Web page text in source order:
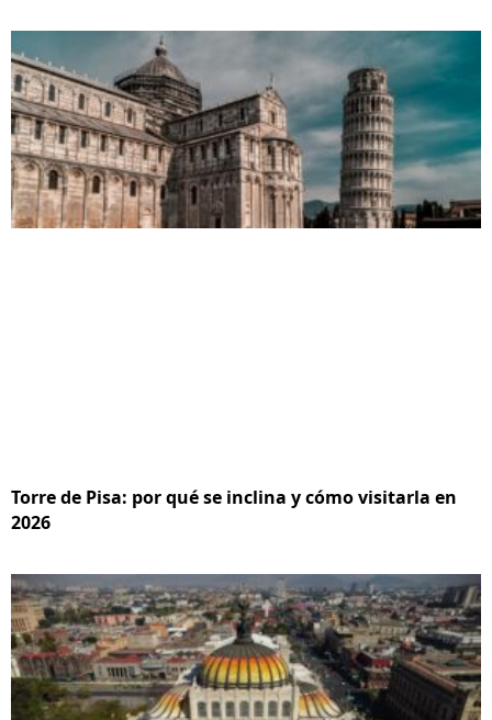
Torre de Pisa: por qué se inclina y cómo visitarla en
2026